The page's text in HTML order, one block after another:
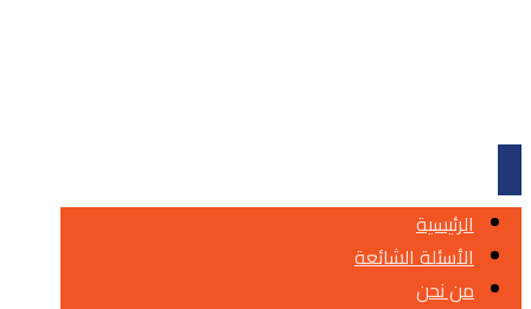
الرئيسية
الأسئلة الشائعة
من نحن